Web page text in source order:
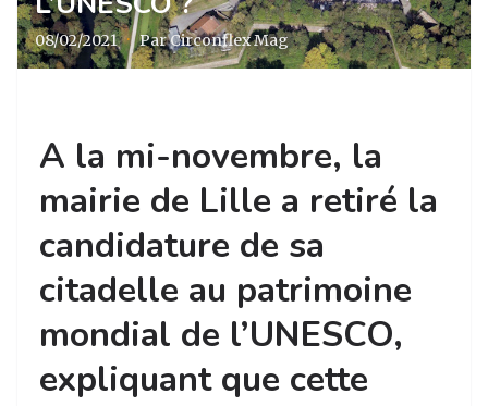
08/02/2021 · Par Circonflex Mag
A la mi-novembre, la
mairie de Lille a retiré la
candidature de sa
citadelle au patrimoine
mondial de l’UNESCO,
expliquant que cette